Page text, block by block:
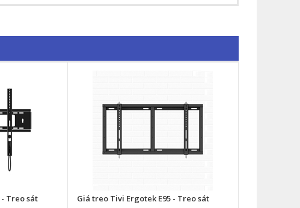
Treo sát
Giá treo Tivi Ergotek E95 - Treo sát